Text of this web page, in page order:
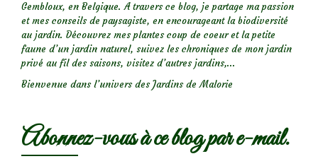
Gembloux, en Belgique. A travers ce blog, je partage ma passion
et mes conseils de paysagiste, en encourageant la biodiversité
au jardin. Découvrez mes plantes coup de coeur et la petite
faune d’un jardin naturel, suivez les chroniques de mon jardin
privé au fil des saisons, visitez d’autres jardins,...
Bienvenue dans l’univers des Jardins de Malorie
Abonnez-vous à ce blog par e-mail.